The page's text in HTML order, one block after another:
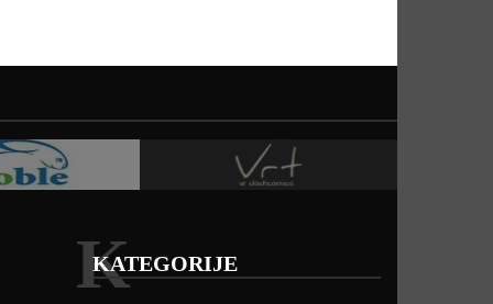
KATEGORIJE
K